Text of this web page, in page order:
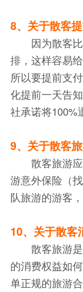
8、关于散客
因为散客比
排，这样容易
所以要提前支
化提前一天告
社承诺将100%
9、关于散客
散客旅游应
游意外保险（
队旅游的游客
10、关于散客
散客旅游是
的消费权益如
单正规的旅游